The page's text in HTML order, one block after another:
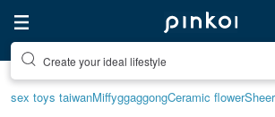
Create your ideal lifestyle
sex toys taiwanMiffyggaggongCeramic flower